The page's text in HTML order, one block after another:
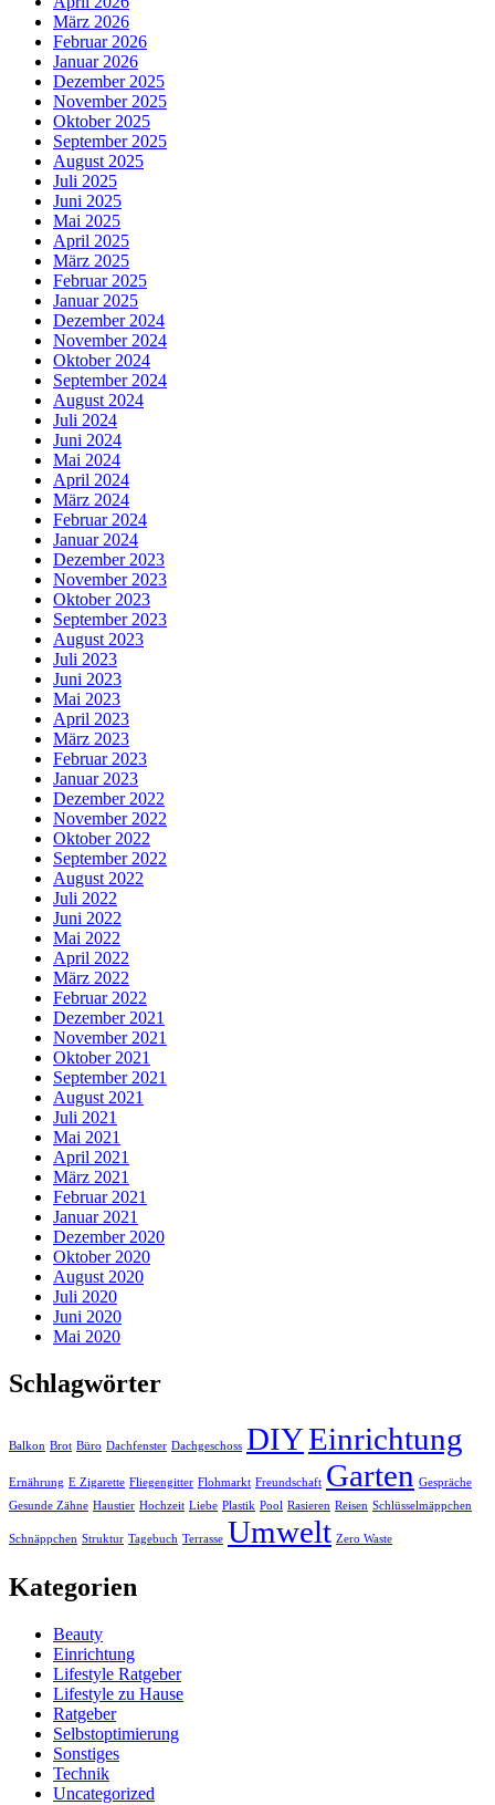
März 2026
Februar 2026
Januar 2026
Dezember 2025
November 2025
Oktober 2025
September 2025
August 2025
Juli 2025
Juni 2025
Mai 2025
April 2025
März 2025
Februar 2025
Januar 2025
Dezember 2024
November 2024
Oktober 2024
September 2024
August 2024
Juli 2024
Juni 2024
Mai 2024
April 2024
März 2024
Februar 2024
Januar 2024
Dezember 2023
November 2023
Oktober 2023
September 2023
August 2023
Juli 2023
Juni 2023
Mai 2023
April 2023
März 2023
Februar 2023
Januar 2023
Dezember 2022
November 2022
Oktober 2022
September 2022
August 2022
Juli 2022
Juni 2022
Mai 2022
April 2022
März 2022
Februar 2022
Dezember 2021
November 2021
Oktober 2021
September 2021
August 2021
Juli 2021
Mai 2021
April 2021
März 2021
Februar 2021
Januar 2021
Dezember 2020
Oktober 2020
August 2020
Juli 2020
Juni 2020
Mai 2020
Schlagwörter
Balkon Brot Büro Dachfenster Dachgeschoss DIYEinrichtung
Ernährung E Zigarette Fliegengitter Flohmarkt Freundschaft Garten Gespräche
Gesunde Zähne Haustier Hochzeit Liebe Plastik Pool Rasieren Reisen Schlüsselmäppchen
Schnäppchen Struktur Tagebuch Terrasse Umwelt Zero Waste
Kategorien
Beauty
Einrichtung
Lifestyle Ratgeber
Lifestyle zu Hause
Ratgeber
Selbstoptimierung
Sonstiges
Technik
Uncategorized